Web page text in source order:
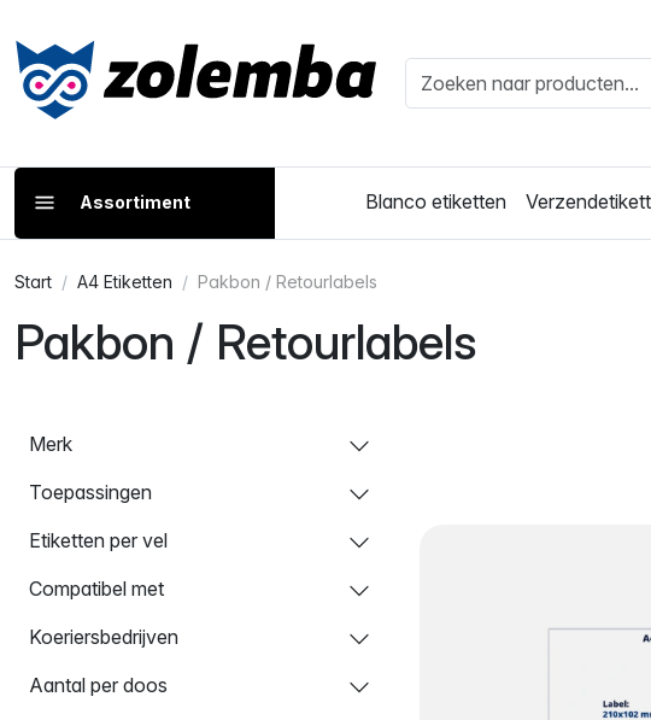
Assortiment Blanco etiketten
Start A4 Etiketten Pakbon / Retourlabels
Pakbon / Retourlabels
Merk
Toepassingen
Etiketten per vel
Compatibel met
Koeriersbedrijven
Aantal per doos